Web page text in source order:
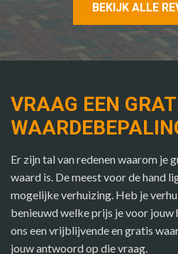
BEKIJK ALLE
VRAAG EEN
Er zijn tal van redenen waarom je
waard is. De meest voor de hand
mogelijke verhuizing. Heb je
benieuwd welke prijs je voor jouw
ons een vrijblijvende en gratis
jouw antwoord op die vraag.